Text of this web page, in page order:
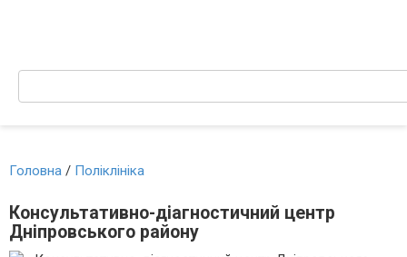
Search:
Головна / Поліклініка
Консультативно-діагностичний центр
Дніпровського району